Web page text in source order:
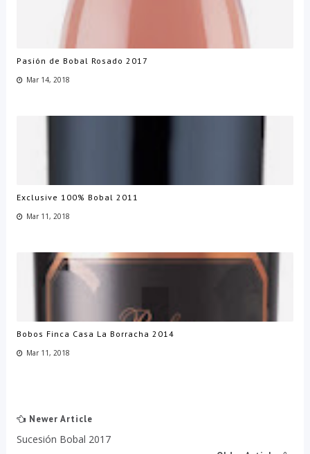
Pasión de Bobal Rosado 2017
Mar 14, 2018
Exclusive 100% Bobal 2011
Mar 11, 2018
Bobos Finca Casa La Borracha 2014
Mar 11, 2018
Newer Article
Sucesión Bobal 2017